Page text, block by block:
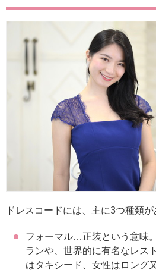
ドレスコードには、主に3つ種類が
フォーマル…正装という意味
ランや、世界的に有名なレス
はタキシード、女性はロング